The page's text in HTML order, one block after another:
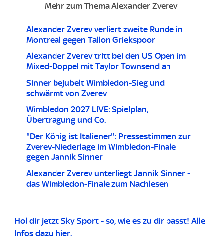
Mehr zum Thema Alexander Zverev
Alexander Zverev verliert zweite Runde in
Montreal gegen Tallon Griekspoor
Alexander Zverev tritt bei den US Open im
Mixed-Doppel mit Taylor Townsend an
Sinner bejubelt Wimbledon-Sieg und
schwärmt von Zverev
Wimbledon 2027 LIVE: Spielplan,
Übertragung und Co.
"Der König ist Italiener": Pressestimmen zur
Zverev-Niederlage im Wimbledon-Finale
gegen Jannik Sinner
Alexander Zverev unterliegt Jannik Sinner -
das Wimbledon-Finale zum Nachlesen
Hol dir jetzt Sky Sport - so, wie es zu dir passt! Alle
Infos dazu hier.